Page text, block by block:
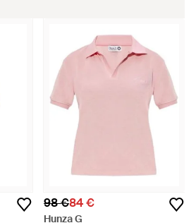
98 €84 €
Hunza G